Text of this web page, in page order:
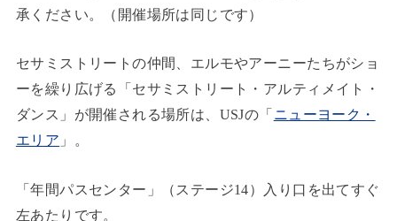
承ください。（開催場所は同じです）
セサミストリートの仲間、エルモやアーニーたちがショ
ーを繰り広げる「セサミストリート・アルティメイト・
ダンス」が開催される場所は、USJの「 ニューヨーク・
エリア 」。
「年間パスセンター」（ステージ14）入り口を出てすぐ
左あたりです。